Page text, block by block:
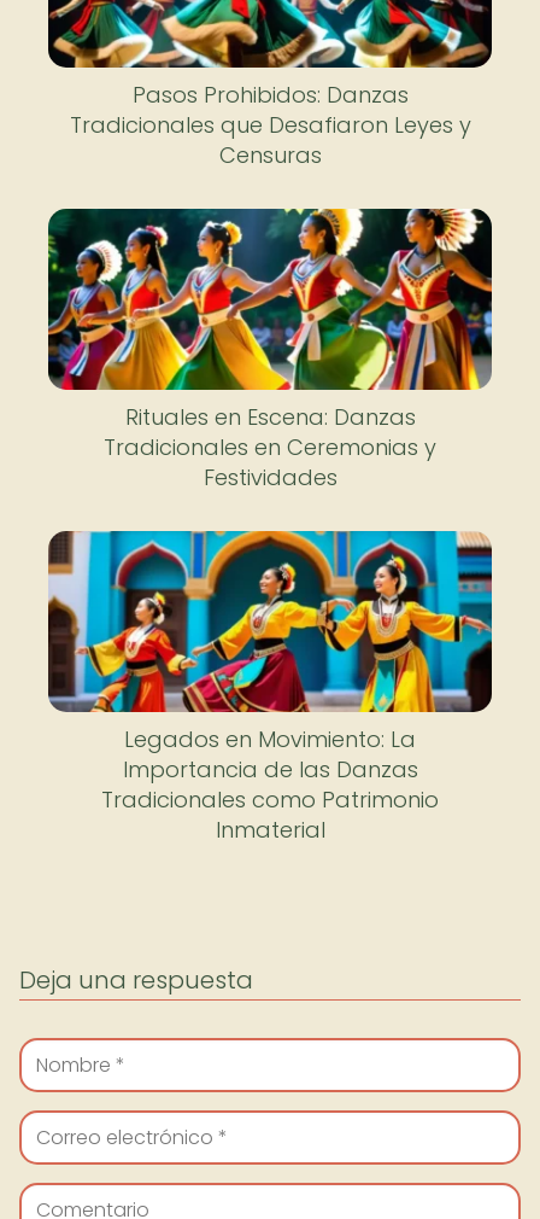
Pasos Prohibidos: Danzas
Tradicionales que Desafiaron Leyes y
Censuras
Rituales en Escena: Danzas
Tradicionales en Ceremonias y
Festividades
Legados en Movimiento: La
Importancia de las Danzas
Tradicionales como Patrimonio
Inmaterial
Deja una respuesta